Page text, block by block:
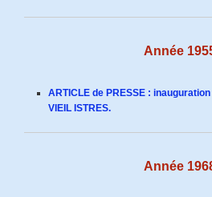
Année
ARTICLE de PRESSE :
VIEIL ISTRES.
Année